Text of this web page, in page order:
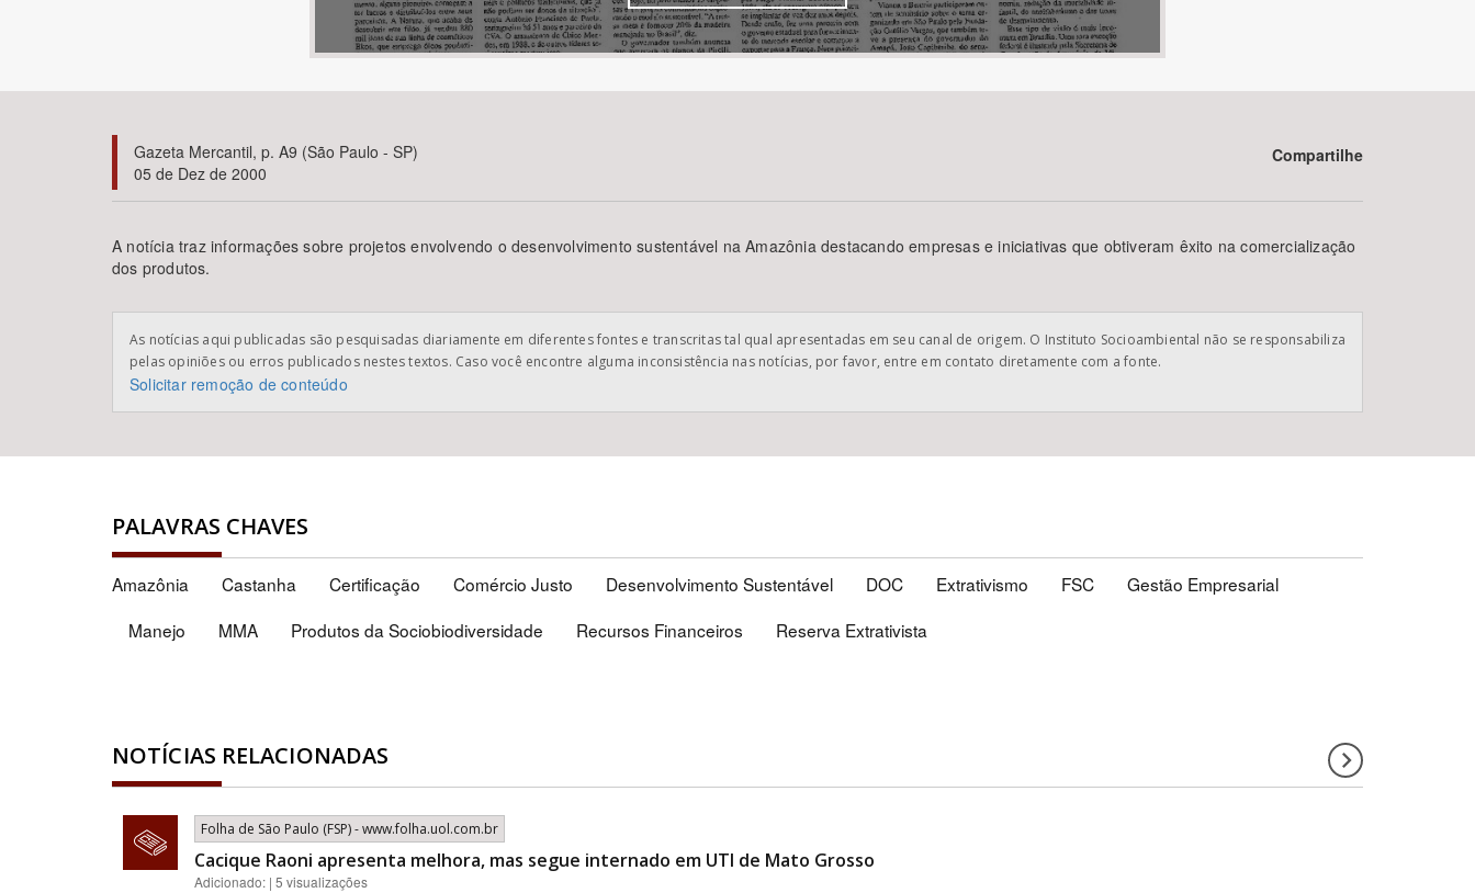
BUSCAR
Gazeta Mercantil, p. A9 (São Paulo - SP)
05 de Dez de 2000
Compartilhe
A notícia traz informações sobre projetos envolvendo o desenvolvimento sustentável na Amazônia destacando empresas e iniciativas que obtiveram êxito na comercialização
dos produtos.
As notícias aqui publicadas são pesquisadas diariamente em diferentes fontes e transcritas tal qual apresentadas em seu canal de origem. O Instituto Socioambiental não se responsabiliza
pelas opiniões ou erros publicados nestes textos. Caso você encontre alguma inconsistência nas notícias, por favor, entre em contato diretamente com a fonte.
Solicitar remoção de conteúdo
PALAVRAS CHAVES
Amazônia Castanha Certificação Comércio Justo Desenvolvimento Sustentável DOC Extrativismo FSC
Gestão Empresarial
Manejo
MMA Produtos da Sociobiodiversidade Recursos Financeiros Reserva Extrativista
NOTÍCIAS RELACIONADAS
Folha de São Paulo (FSP) - www.folha.uol.com.br
Cacique Raoni apresenta melhora, mas segue internado em UTI de Mato Grosso
Adicionado: | 5 visualizações